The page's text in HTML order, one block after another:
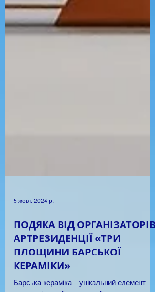
5 жовт. 2024 р.
ПОДЯКА ВІД ОРГАНІЗАТОРІВ
АРТРЕЗИДЕНЦІЇ «ТРИ
ПЛОЩИНИ БАРСЬКОЇ
КЕРАМІКИ»